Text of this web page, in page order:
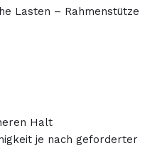
Lasten – Rahmenstütze
Halt
je nach geforderter